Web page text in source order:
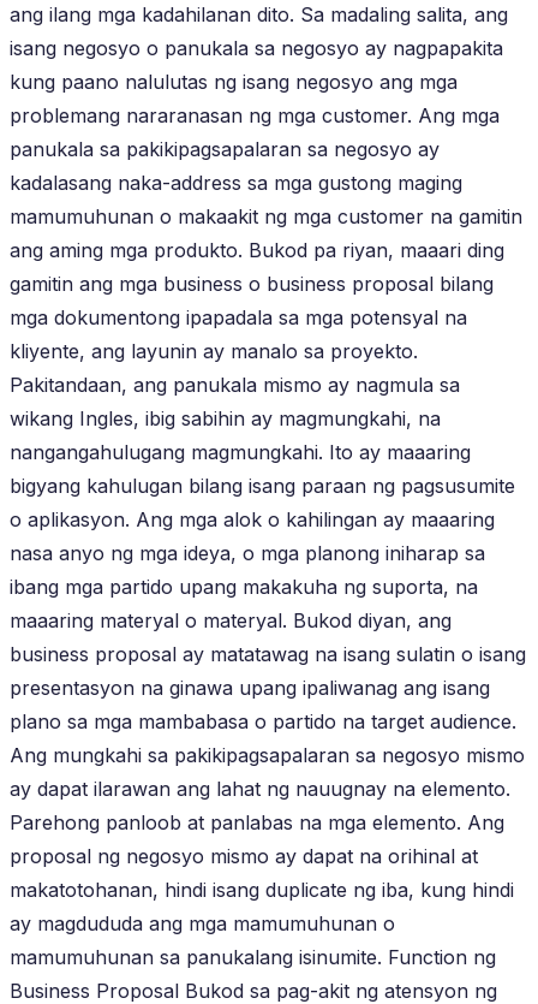
ang ilang mga kadahilanan dito. Sa madaling salita, ang
isang negosyo o panukala sa negosyo ay nagpapakita
kung paano nalulutas ng isang negosyo ang mga
problemang nararanasan ng mga customer. Ang mga
panukala sa pakikipagsapalaran sa negosyo ay
kadalasang naka-address sa mga gustong maging
mamumuhunan o makaakit ng mga customer na gamitin
ang aming mga produkto. Bukod pa riyan, maaari ding
gamitin ang mga business o business proposal bilang
mga dokumentong ipapadala sa mga potensyal na
kliyente, ang layunin ay manalo sa proyekto.
Pakitandaan, ang panukala mismo ay nagmula sa
wikang Ingles, ibig sabihin ay magmungkahi, na
nangangahulugang magmungkahi. Ito ay maaaring
bigyang kahulugan bilang isang paraan ng pagsusumite
o aplikasyon. Ang mga alok o kahilingan ay maaaring
nasa anyo ng mga ideya, o mga planong iniharap sa
ibang mga partido upang makakuha ng suporta, na
maaaring materyal o materyal. Bukod diyan, ang
business proposal ay matatawag na isang sulatin o isang
presentasyon na ginawa upang ipaliwanag ang isang
plano sa mga mambabasa o partido na target audience.
Ang mungkahi sa pakikipagsapalaran sa negosyo mismo
ay dapat ilarawan ang lahat ng nauugnay na elemento.
Parehong panloob at panlabas na mga elemento. Ang
proposal ng negosyo mismo ay dapat na orihinal at
makatotohanan, hindi isang duplicate ng iba, kung hindi
ay magdududa ang mga mamumuhunan o
mamumuhunan sa panukalang isinumite. Function ng
Business Proposal Bukod sa pag-akit ng atensyon ng